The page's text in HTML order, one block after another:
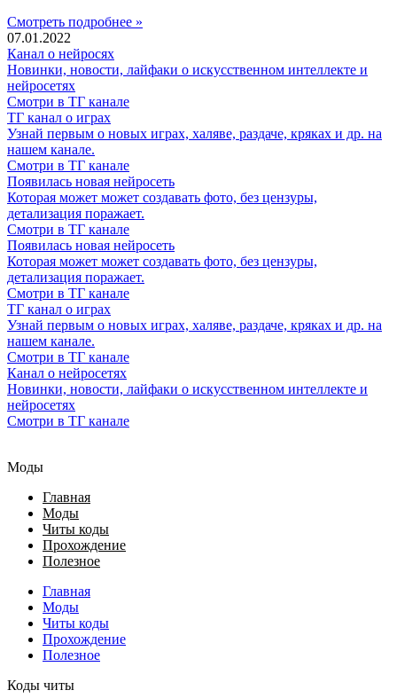
Смотреть подробнее »
07.01.2022
Канал о нейросях
Новинки, новости, лайфаки о искусственном интеллекте и
нейросетях
Смотри в ТГ канале
ТГ канал о играх
Узнай первым о новых играх, халяве, раздаче, кряках и др. на
нашем канале.
Смотри в ТГ канале
Появилась новая нейросеть
Которая может может создавать фото, без цензуры,
детализация поражает.
Смотри в ТГ канале
Появилась новая нейросеть
Которая может может создавать фото, без цензуры,
детализация поражает.
Смотри в ТГ канале
ТГ канал о играх
Узнай первым о новых играх, халяве, раздаче, кряках и др. на
нашем канале.
Смотри в ТГ канале
Канал о нейросетях
Новинки, новости, лайфаки о искусственном интеллекте и
нейросетях
Смотри в ТГ канале
Моды
Главная
Моды
Читы коды
Прохождение
Полезное
Главная
Моды
Читы коды
Прохождение
Полезное
Коды читы